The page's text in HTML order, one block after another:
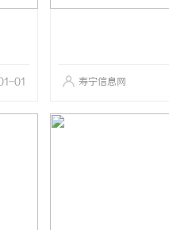
01 寿宁信息网